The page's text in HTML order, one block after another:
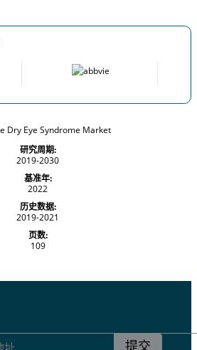
研究周期:
2019-2030
基准年:
2022
历史数据:
2019-2021
页数:
109
提交